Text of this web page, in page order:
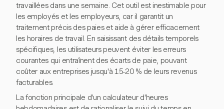
travaillées dans une semaine. Cet outil est inestimable pour
les employés et les employeurs, car il garantit un
traitement précis des paies et aide à gérer efficacement
les horaires de travail. En saisissant des détails temporels
spécifiques, les utilisateurs peuvent éviter les erreurs
courantes qui entraînent des écarts de paie, pouvant
coûter aux entreprises jusqu'à 15-20 % de leurs revenus
facturables.
La fonction principale d'un calculateur d'heures